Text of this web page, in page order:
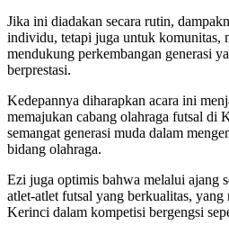
Jika ini diadakan secara rutin,
individu, tetapi juga untuk komunitas,
mendukung perkembangan generasi
berprestasi.
Kedepannya diharapkan acara ini
memajukan cabang olahraga futsal di
semangat generasi muda dalam
bidang olahraga.
Ezi juga optimis bahwa melalui ajang
atlet-atlet futsal yang berkualitas,
Kerinci dalam kompetisi bergengsi